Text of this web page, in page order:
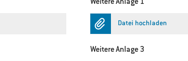
Datei hochladen
Weitere Anlage 3